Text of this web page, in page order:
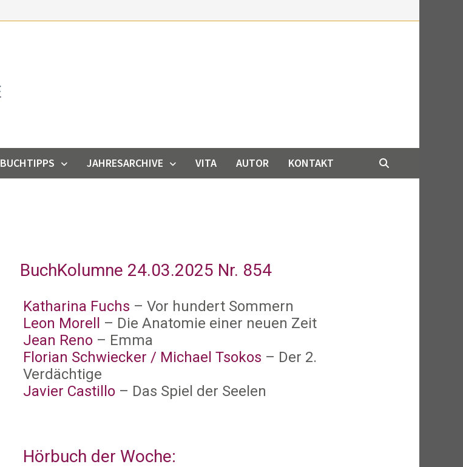
BUCHTIPPS JAHRESARCHIVE VITA AUTOR KONTAKT
BuchKolumne 24.03.2025 Nr. 854
Katharina Fuchs – Vor hundert Sommern
Leon Morell
– Die Anatomie einer neuen Zeit
Jean Reno – Emma
Florian Schwiecker / Michael Tsokos – Der 2.
Verdächtige
Javier Castillo – Das Spiel der Seelen
Hörbuch der Woche: